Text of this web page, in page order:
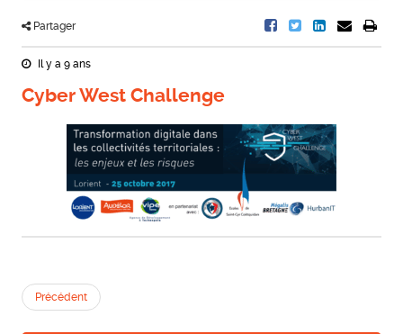
Partager
Il y a 9 ans
Cyber West Challenge
Précédent